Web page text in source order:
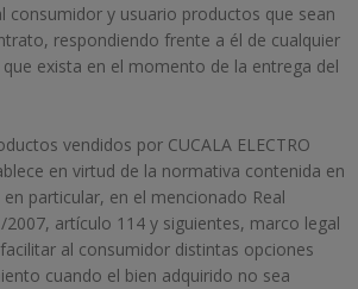
consumidor y usuario productos que sean
respondiendo frente a él de cualquier
exista en el momento de la entrega del
vendidos por CUCALA ELECTRO
en virtud de la normativa contenida en
particular, en el mencionado Real
artículo 114 y siguientes, marco legal
al consumidor distintas opciones
cuando el bien adquirido no sea